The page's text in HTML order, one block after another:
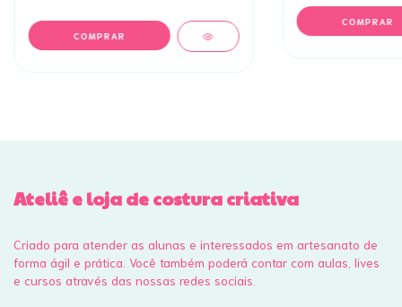
Ateliê e loja de costura criativa
Criado para atender as alunas e interessados em artesanato de
forma ágil e prática. Você também poderá contar com aulas, lives
e cursos através das nossas redes sociais.